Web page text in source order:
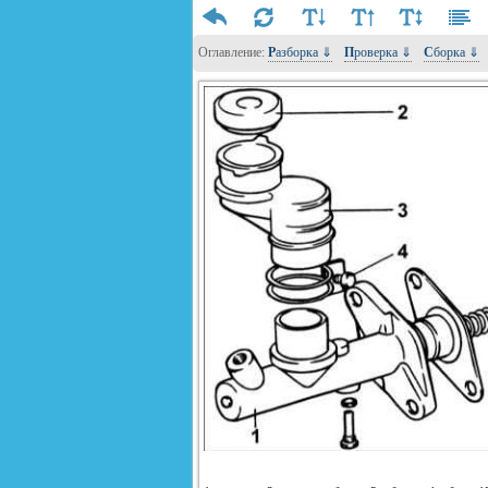
Оглавление: Разборка ⇓ Проверка ⇓ Сборка ⇓